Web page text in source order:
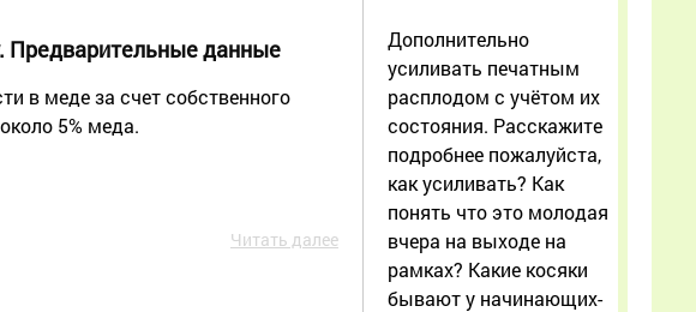
Предварительные данные
в меде за счет собственного
5% меда.
Читать далее
Дополнительно
усиливать печатным
расплодом с учётом их
состояния. Расскажите
подробнее пожалуйста,
как усиливать? Как
понять что это молодая
вчера на выходе на
рамках? Какие косяки
бывают у начинающих-